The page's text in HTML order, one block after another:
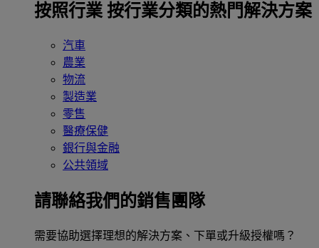
按照行業 按行業分類的熱門解決方案
汽車
農業
物流
製造業
零售
醫療保健
銀行與金融
公共領域
請聯絡我們的銷售團隊
需要協助選擇理想的解決方案、下單或升級授權嗎？